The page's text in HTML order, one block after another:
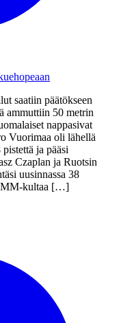
saatiin päätökseen
ammuttiin 50 metrin
nappasivat
Vuorimaa oli lähellä
ja pääsi
Czaplan ja Ruotsin
uusinnassa 38
MM-kultaa […]